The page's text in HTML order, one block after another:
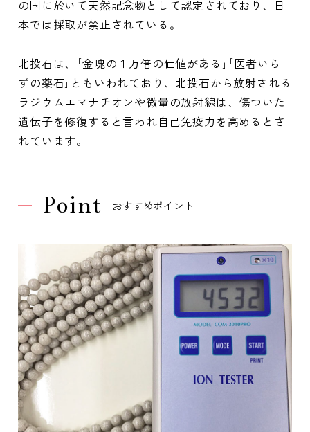
の国に於いて天然記念物として認定されており、日
本では採取が禁止されている。
北投石は、｢金塊の１万倍の価値がある｣｢医者いら
ずの薬石｣ともいわれており、北投石から放射される
ラジウムエマナチオンや微量の放射線は、傷ついた
遺伝子を修復すると言われ自己免疫力を高めるとさ
れています。
Point おすすめポイント